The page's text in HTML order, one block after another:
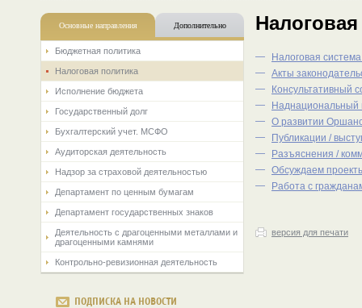
Основные направления Дополнительно
Бюджетная политика
Налоговая политика
Исполнение бюджета
Государственный долг
Бухгалтерский учет. МСФО
Аудиторская деятельность
Надзор за страховой деятельностью
Департамент по ценным бумагам
Департамент государственных знаков
Деятельность с драгоценными металлами и
драгоценными камнями
Контрольно-ревизионная деятельность
ПОДПИСКА НА НОВОСТИ
—Налоговая
—Акты
—Консультативный
—Наднациональный
—О развитии
—Публикации /
—Разъяснения /
—Обсуждаем
—Работа с
версия для печати